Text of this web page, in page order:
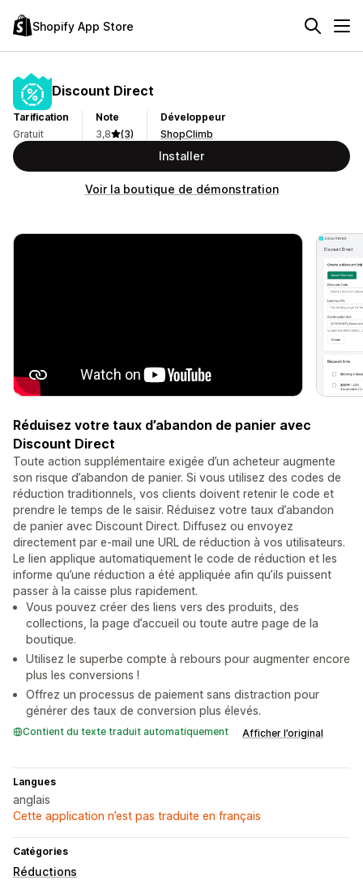
Shopify App Store
Discount Direct
Tarification
Gratuit
Note
3,8
(3)
Développeur
ShopClimb
Installer
Voir la boutique de démonstration
Réduisez votre taux d’abandon de panier avec
Discount Direct
Toute action supplémentaire exigée d’un acheteur augmente
son risque d’abandon de panier. Si vous utilisez des codes de
réduction traditionnels, vos clients doivent retenir le code et
prendre le temps de le saisir. Réduisez votre taux d’abandon
de panier avec Discount Direct. Diffusez ou envoyez
directement par e-mail une URL de réduction à vos utilisateurs.
Le lien applique automatiquement le code de réduction et les
informe qu’une réduction a été appliquée afin qu’ils puissent
passer à la caisse plus rapidement.
Vous pouvez créer des liens vers des produits, des
collections, la page d’accueil ou toute autre page de la
boutique.
Utilisez le superbe compte à rebours pour augmenter encore
plus les conversions !
Offrez un processus de paiement sans distraction pour
générer des taux de conversion plus élevés.
Contient du texte traduit automatiquement Afficher l’original
Langues
anglais
Cette application n’est pas traduite en français
Catégories
Réductions